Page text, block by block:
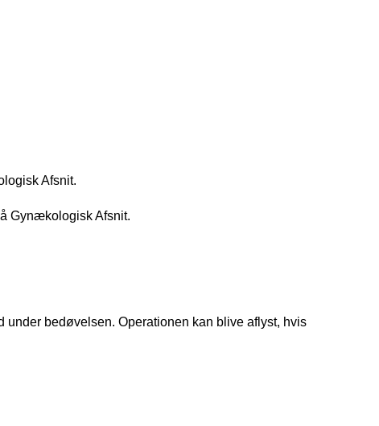
Afsnit.
Gynækologisk Afsnit.
under bedøvelsen. Operationen kan blive aflyst, hvis